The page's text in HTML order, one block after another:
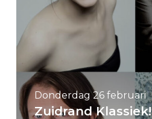
Donderdag 26 februari
Zuidrand Klassiek!